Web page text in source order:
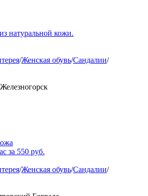
натуральной кожи.
/Женская обувь/Сандалии/
за 550 руб.
/Женская обувь/Сандалии/